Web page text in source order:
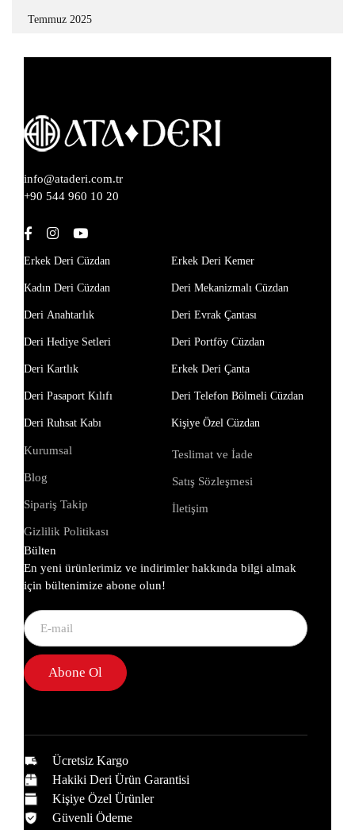
Temmuz 2025
info@ataderi.com.tr
+90 544 960 10 20
Erkek Deri Cüzdan
Kadın Deri Cüzdan
Deri Anahtarlık
Deri Hediye Setleri
Deri Kartlık
Deri Pasaport Kılıfı
Deri Ruhsat Kabı
Erkek Deri Kemer
Deri Mekanizmalı Cüzdan
Deri Evrak Çantası
Deri Portföy Cüzdan
Erkek Deri Çanta
Deri Telefon Bölmeli Cüzdan
Kişiye Özel Cüzdan
Kurumsal
Blog
Sipariş Takip
Gizlilik Politikası
Teslimat ve İade
Satış Sözleşmesi
İletişim
Bülten
En yeni ürünlerimiz ve indirimler hakkında bilgi almak
için bültenimize abone olun!
Abone Ol
Ücretsiz Kargo
Hakiki Deri Ürün Garantisi
Kişiye Özel Ürünler
Güvenli Ödeme